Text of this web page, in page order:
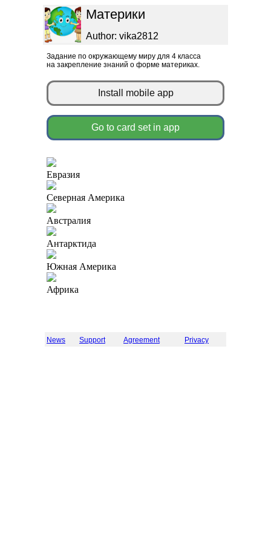
Материки
Author: vika2812
Задание по окружающему миру для 4 класса
на закрепление знаний о форме материках.
Install mobile app
Go to card set in app
Евразия
Северная Америка
Австралия
Антарктида
Южная Америка
Африка
News Support Agreement Privacy